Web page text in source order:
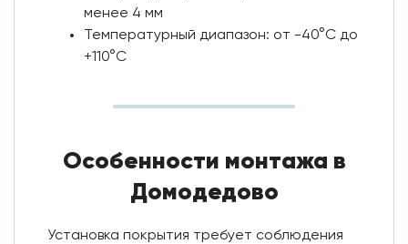
менее 4 мм
Температурный диапазон: от -40°C до
+110°C
Особенности монтажа в
Домодедово
Установка покрытия требует соблюдения